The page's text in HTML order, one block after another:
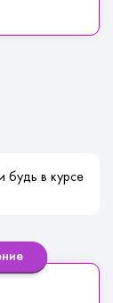
будь в курсе